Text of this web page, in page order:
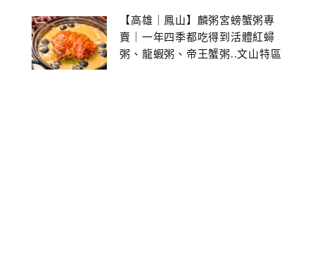
【高雄｜鳳山】麟粥宮螃蟹粥專
賣｜一年四季都吃得到活體紅蟳
粥、龍蝦粥、帝王蟹粥..文山特區